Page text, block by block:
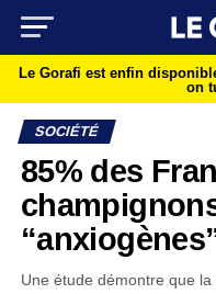
Le Gorafi est enfin
on
SOCIÉTÉ
85% des
Une étude démontre que